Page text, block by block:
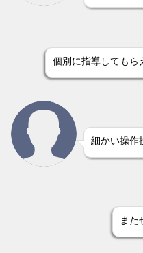
個別に指導してもら
細かい操作
また